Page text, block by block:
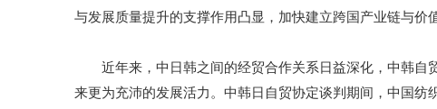
与发展质量提升的支撑作用凸显，加快建立跨国产业链与价
近年来，中日韩之间的经贸合作关系日益深化，中韩自
来更为充沛的发展活力。中韩日自贸协定谈判期间，中国